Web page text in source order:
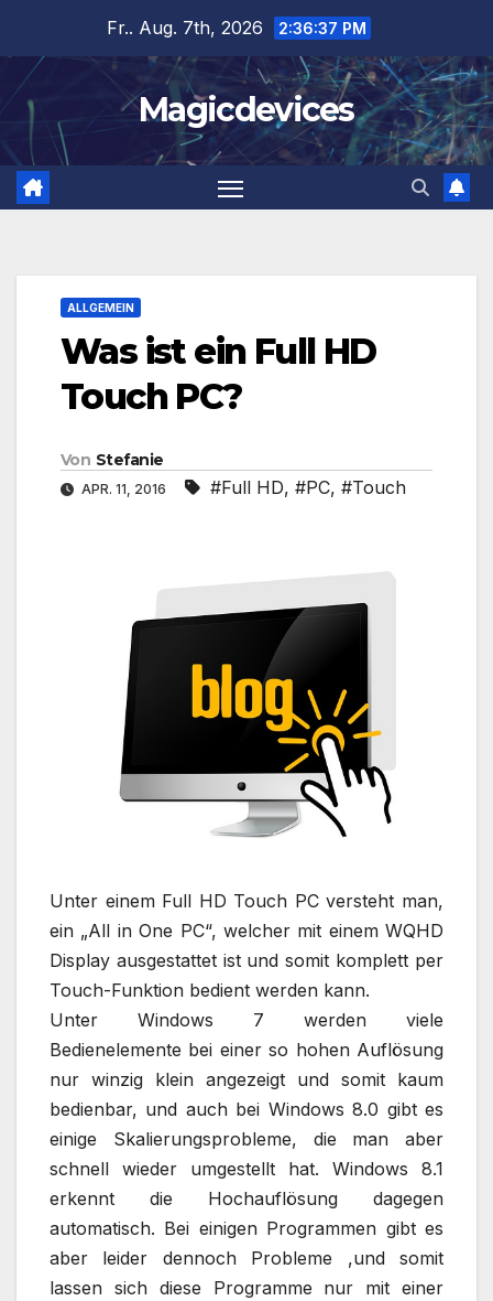
springen
Fr.. Aug. 7th, 2026 2:36:38 PM
Magicdevices
ALLGEMEIN
Was ist ein Full HD
Touch PC?
Von Stefanie
APR. 11, 2016 #Full HD, #PC, #Touch
Unter einem Full HD Touch PC versteht man,
ein „All in One PC“, welcher mit einem WQHD
Display ausgestattet ist und somit komplett per
Touch-Funktion bedient werden kann.
Unter Windows 7 werden viele
Bedienelemente bei einer so hohen Auflösung
nur winzig klein angezeigt und somit kaum
bedienbar, und auch bei Windows 8.0 gibt es
einige Skalierungsprobleme, die man aber
schnell wieder umgestellt hat. Windows 8.1
erkennt die Hochauflösung dagegen
automatisch. Bei einigen Programmen gibt es
aber leider dennoch Probleme ,und somit
lassen sich diese Programme nur mit einer